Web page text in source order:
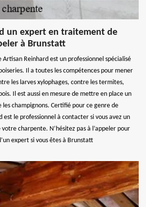
un expert en traitement de
à Brunstatt
Reinhard est un professionnel spécialisé
Il a toutes les compétences pour mener
les larves xylophages, contre les termites,
Il est aussi en mesure de mettre en place un
champignons. Certifié pour ce genre de
le professionnel à contacter si vous avez un
charpente. N’hésitez pas à l’appeler pour
expert si vous êtes à Brunstatt